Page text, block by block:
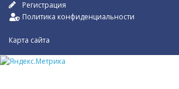
Регистрация
Политика конфиденциальности
Карта сайта